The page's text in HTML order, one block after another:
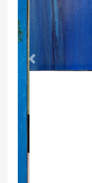
Galerie Noir et
Invitation à
par la Galerie
belle